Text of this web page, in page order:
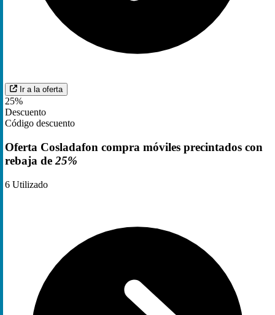
Ir a la oferta
25%
Descuento
Código descuento
Oferta Cosladafon compra móviles precintados con
rebaja de 25%
6 Utilizado